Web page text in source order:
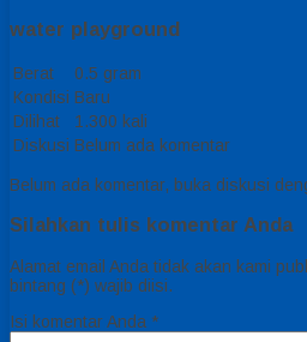
water playground
Berat
0.5 gram
Kondisi Baru
Dilihat
1.300 kali
Diskusi Belum ada komentar
Belum ada komentar, buka diskusi
Silahkan tulis komentar Anda
Alamat email Anda tidak akan kami
bintang (*) wajib diisi.
Isi komentar Anda *